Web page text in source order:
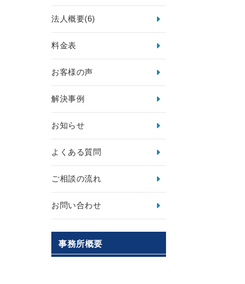
法人概要(6)
料金表
お客様の声
解決事例
お知らせ
よくある質問
ご相談の流れ
お問い合わせ
事務所概要